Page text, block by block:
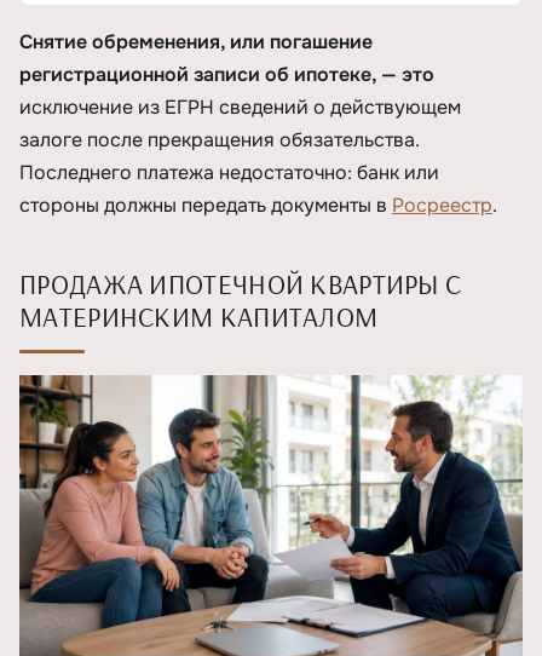
Снятие обременения, или погашение
регистрационной записи об ипотеке, — это
исключение из ЕГРН сведений о действующем
залоге после прекращения обязательства.
Последнего платежа недостаточно: банк или
стороны должны передать документы в Росреестр.
ПРОДАЖА ИПОТЕЧНОЙ КВАРТИРЫ С
МАТЕРИНСКИМ КАПИТАЛОМ